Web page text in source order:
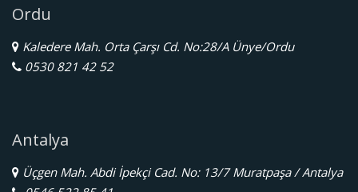
Ordu
Kaledere Mah. Orta Çarşı Cd. No:28/A Ünye/Ordu
0530 821 42 52
Antalya
Üçgen Mah. Abdi İpekçi Cad. No: 13/7 Muratpaşa / Antalya